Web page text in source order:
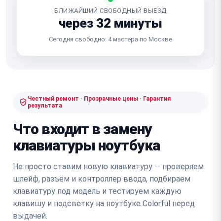
БЛИЖАЙШИЙ СВОБОДНЫЙ ВЫЕЗД
через 32 минуты
Сегодня свободно: 4 мастера по Москве
Честный ремонт · Прозрачные цены · Гарантия
результата
Что входит в замену
клавиатуры ноутбука
Не просто ставим новую клавиатуру — проверяем
шлейф, разъём и контроллер ввода, подбираем
клавиатуру под модель и тестируем каждую
клавишу и подсветку на ноутбуке Colorful перед
выдачей.